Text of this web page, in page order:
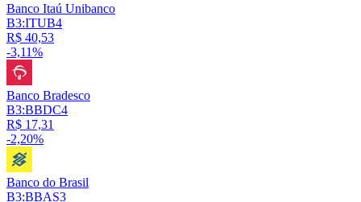
Banco Itaú Unibanco
B3:ITUB4
R$ 40,53
-3,11%
Banco Bradesco
B3:BBDC4
R$ 17,31
-2,20%
Banco do Brasil
B3:BBAS3